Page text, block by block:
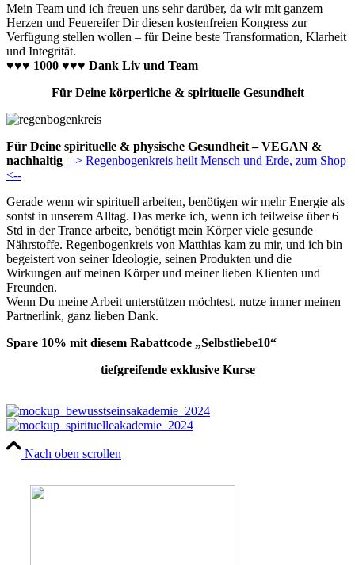
Mein Team und ich freuen uns sehr darüber, da wir mit ganzem
Herzen und Feuereifer Dir diesen kostenfreien Kongress zur
Verfügung stellen wollen – für Deine beste Transformation, Klarheit
und Integrität.
♥♥♥ 1000 ♥♥♥ Dank Liv und Team
Für Deine körperliche & spirituelle Gesundheit
Für Deine spirituelle & physische Gesundheit – VEGAN &
nachhaltig –> Regenbogenkreis heilt Mensch und Erde, zum Shop
<--
Gerade wenn wir spirituell arbeiten, benötigen wir mehr Energie als
sontst in unserem Alltag. Das merke ich, wenn ich teilweise über 6
Std in der Trance arbeite, benötigt mein Körper viele gesunde
Nährstoffe. Regenbogenkreis von Matthias kam zu mir, und ich bin
begeistert von seiner Ideologie, seinen Produkten und die
Wirkungen auf meinen Körper und meiner lieben Klienten und
Freunden.
Wenn Du meine Arbeit unterstützen möchtest, nutze immer meinen
Partnerlink, ganz lieben Dank.
Spare 10% mit diesem Rabattcode „Selbstliebe10“
tiefgreifende exklusive Kurse
Nach oben scrollen